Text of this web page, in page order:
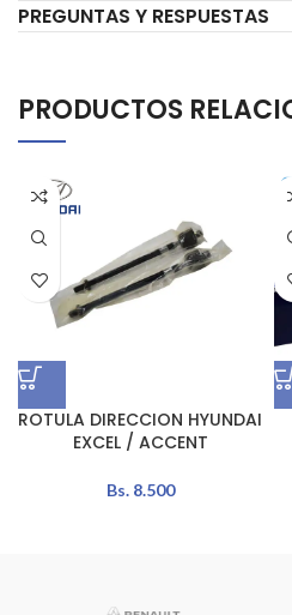
PREGUNTAS Y RESPUESTAS
PRODUCTOS
ROTULA DIRECCION HYUNDAI
EXCEL / ACCENT
Bs.8.500